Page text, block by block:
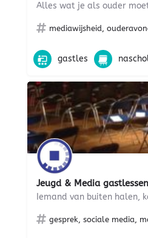
Alles wat je als ouder
mediawijsheid,
gastles
Jeugd & Media gastlessen
gesprek, sociale media,